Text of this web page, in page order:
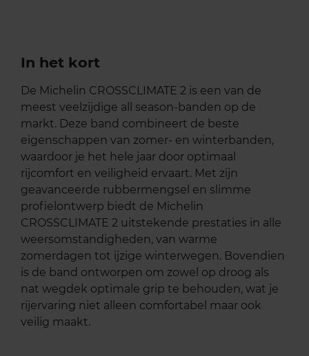
In het kort
De Michelin CROSSCLIMATE 2 is een van de
meest veelzijdige all season-banden op de
markt. Deze band combineert de beste
eigenschappen van zomer- en winterbanden,
waardoor je het hele jaar door optimaal
rijcomfort en veiligheid ervaart. Met zijn
geavanceerde rubbermengsel en slimme
profielontwerp biedt de Michelin
CROSSCLIMATE 2 uitstekende prestaties in alle
weersomstandigheden, van warme
zomerdagen tot ijzige winterwegen. Bovendien
is de band ontworpen om zowel op droog als
nat wegdek optimale grip te behouden, wat je
rijervaring niet alleen comfortabel maar ook
veilig maakt.